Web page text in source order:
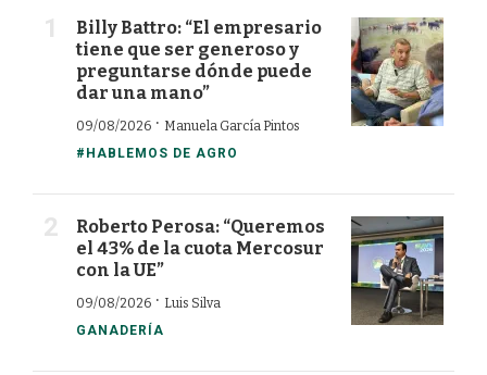
Billy Battro: “El empresario
tiene que ser generoso y
preguntarse dónde puede
dar una mano”
09/08/2026 · Manuela García Pintos
#HABLEMOS DE AGRO
Roberto Perosa: “Queremos
el 43% de la cuota Mercosur
con la UE”
09/08/2026 · Luis Silva
GANADERÍA